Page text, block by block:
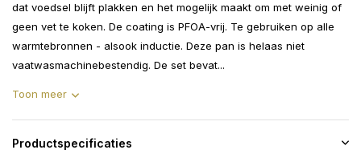
dat voedsel blijft plakken en het mogelijk maakt om met weinig of
geen vet te koken. De coating is PFOA-vrij. Te gebruiken op alle
warmtebronnen - alsook inductie. Deze pan is helaas niet
vaatwasmachinebestendig. De set bevat...
Toon meer
Productspecificaties